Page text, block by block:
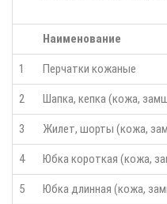
Наименование
1 Перчатки кожаные
2 Шапка, кепка (кожа,
3 Жилет, шорты (кожа,
4 Юбка короткая (кожа,
5 Юбка длинная (кожа,